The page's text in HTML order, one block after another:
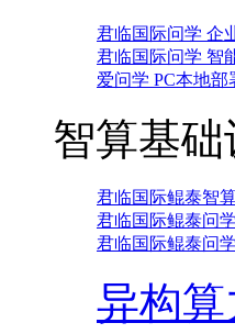
君临国际问学 企
君临国际问学 智
爱问学 PC本地部
智算基础
君临国际鲲泰智
君临国际鲲泰问
君临国际鲲泰问
异构